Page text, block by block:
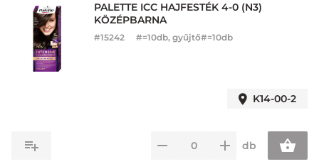
PALETTE ICC HAJFESTÉK 4-0 (N3)
KÖZÉPBARNA
#15242 #=10db, gyűjtő#=10db
K14-00-2
db